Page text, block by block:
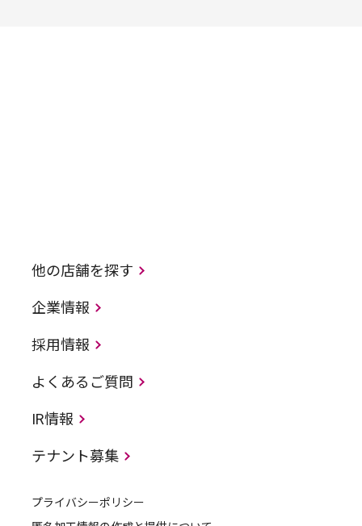
他の店舗を探す
企業情報
採用情報
よくあるご質問
IR情報
テナント募集
プライバシーポリシー